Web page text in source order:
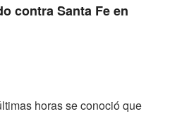
contra Santa Fe en
horas se conoció que